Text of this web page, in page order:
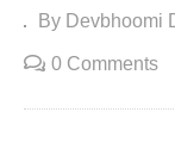
By Devbhoomi
0 Comments